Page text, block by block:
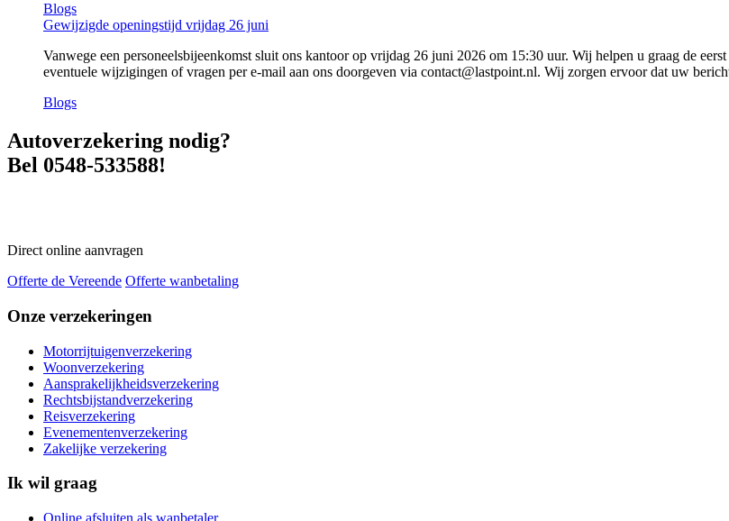
Blogs
Gewijzigde openingstijd vrijdag 26 juni
Vanwege een personeelsbijeenkomst sluit ons kantoor op vrijdag 26 juni 2026 om 15:30 uur. Wij helpen u graag de
eventuele wijzigingen of vragen per e-mail aan ons doorgeven via contact@lastpoint.nl. Wij zorgen ervoor dat uw
Blogs
Autoverzekering nodig?
Bel 0548-533588!
Direct online aanvragen
Offerte de Vereende Offerte wanbetaling
Onze verzekeringen
Motorrijtuigenverzekering
Woonverzekering
Aansprakelijkheidsverzekering
Rechtsbijstandverzekering
Reisverzekering
Evenementenverzekering
Zakelijke verzekering
Ik wil graag
Online afsluiten als wanbetaler